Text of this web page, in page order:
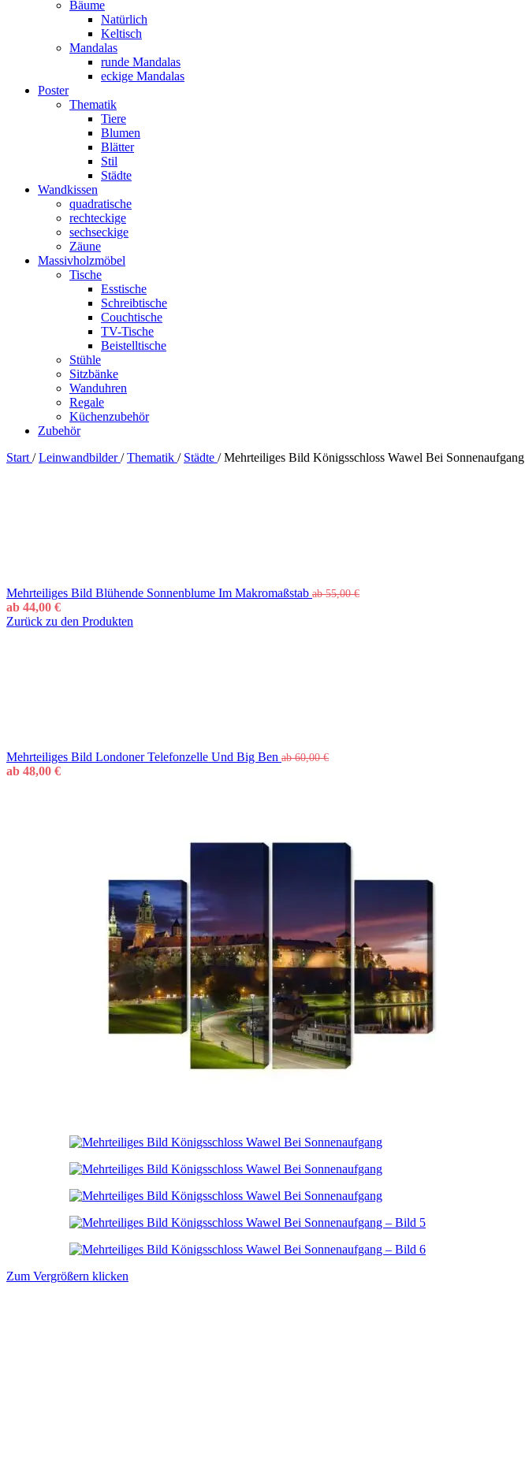
Bäume
Natürlich
Keltisch
Mandalas
runde Mandalas
eckige Mandalas
Poster
Thematik
Tiere
Blumen
Blätter
Stil
Städte
Wandkissen
quadratische
rechteckige
sechseckige
Zäune
Massivholzmöbel
Tische
Esstische
Schreibtische
Couchtische
TV-Tische
Beistelltische
Stühle
Sitzbänke
Wanduhren
Regale
Küchenzubehör
Zubehör
Start / Leinwandbilder/ Thematik / Städte / Mehrteiliges Bild Königsschloss Wawel Bei Sonnenaufgang
Mehrteiliges Bild Blühende Sonnenblume Im Makromaßstab ab55,00€
ab 44,00 €
Zurück zu den Produkten
Mehrteiliges Bild Londoner Telefonzelle Und Big Ben ab60,00€
ab 48,00 €
Zum Vergrößern klicken